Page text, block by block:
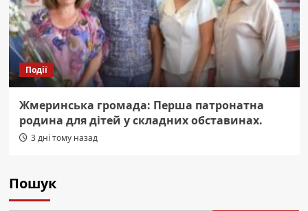
Події
Жмеринська громада: Перша патронатна
родина для дітей у складних обставинах.
3 дні тому назад
Пошук